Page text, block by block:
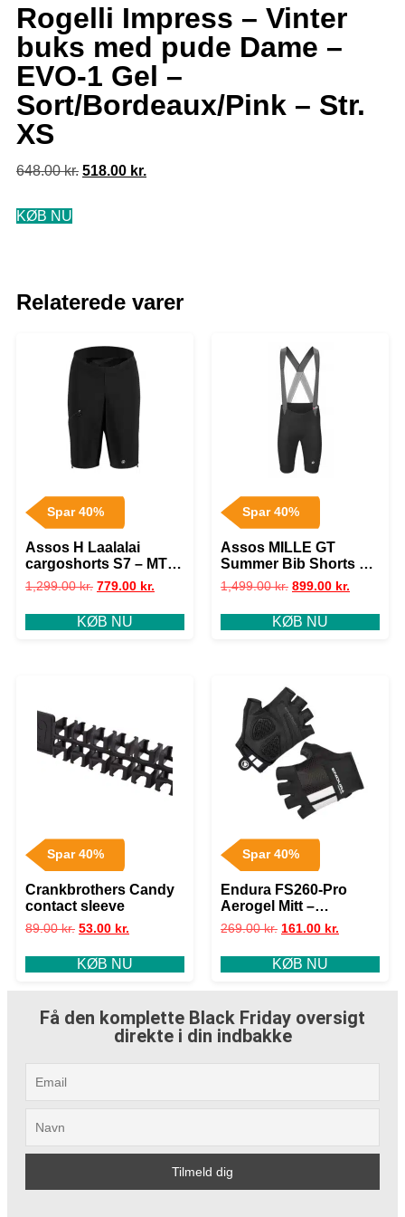
Rogelli Impress – Vinter
buks med pude Dame –
EVO-1 Gel –
Sort/Bordeaux/Pink – Str.
XS
648.00kr. 518.00 kr.
KØB NU
Relaterede varer
Spar 40%
Assos H Laalalai
cargoshorts S7 – MTB
Cykelshorts Dame –
Sort – Str. M
1,299.00kr. 779.00 kr.
KØB NU
Spar 40%
Assos MILLE GT
Summer Bib Shorts c2
GTS – Cykelshorts –
Black – Str. S
1,499.00kr. 899.00 kr.
KØB NU
Spar 40%
Crankbrothers Candy
contact sleeve
89.00kr. 53.00 kr.
KØB NU
Spar 40%
Endura FS260-Pro
Aerogel Mitt –
Cykelhandsker – Black
269.00kr. 161.00 kr.
KØB NU
Få den komplette Black Friday oversigt
direkte i din indbakke